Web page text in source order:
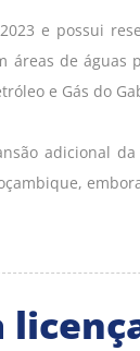
e possui
de águas
e Gás do
adicional